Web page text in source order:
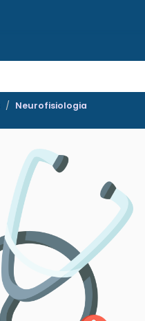
Neurofisiologia